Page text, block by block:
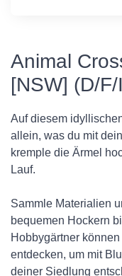
Animal
[NSW] (D/F/
Auf diesem
allein, was du mit
kremple die Ärmel
Lauf.
Sammle Materialien
bequemen Hockern
Hobbygärtner
entdecken, um mit
deiner Siedlung